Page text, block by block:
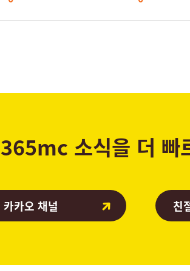
365mc 소식을 더 빠
카오 채널 친